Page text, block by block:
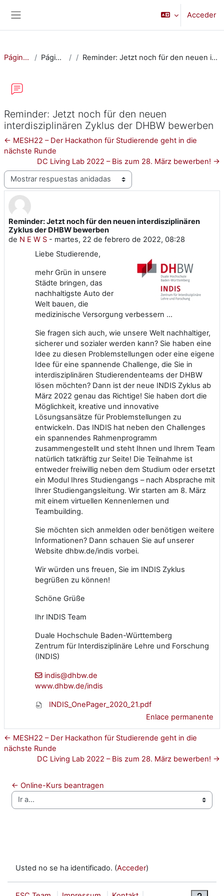
Acceder
Página Principal Páginas del sitio Reminder: Jetzt noch für den neuen interdisziplinären Zyklus der DHBW bewerben
Reminder: Jetzt noch für den neuen
interdisziplinären Zyklus der DHBW bewerben
← MESH22 – Der Hackathon für Studierende geht in die
nächste Runde
DC Living Lab 2022 – Bis zum 28. März bewerben! →
Mostrar modo
Reminder: Jetzt noch für den neuen interdisziplinären
Zyklus der DHBW bewerben
de N E W S - martes, 22 de febrero de 2022, 08:28
Número de respuestas: 0
Liebe Studierende,
mehr Grün in unsere
Städte bringen, das
nachhaltigste Auto der
Welt bauen, die
medizinische Versorgung verbessern …
Sie fragen sich auch, wie unsere Welt nachhaltiger,
sicherer und sozialer werden kann? Sie haben eine
Idee zu diesen Problemstellungen oder eine eigene
Idee für eine spannende Challenge, die Sie in
interdisziplinären Studierendenteams der DHBW
lösen möchten? Dann ist der neue INDIS Zyklus ab
März 2022 genau das Richtige! Sie haben dort die
Möglichkeit, kreative und innovative
Lösungsansätze für Problemstellungen zu
entwickeln. Das INDIS hat neben den Challenges
ein spannendes Rahmenprogramm
zusammengestellt und steht Ihnen und Ihrem Team
natürlich tatkräftig zur Seite! Die Teilnahme ist
entweder freiwillig neben dem Studium oder ersetzt
ein Modul Ihres Studiengangs – nach Absprache mit
Ihrer Studiengangsleitung. Wir starten am 8. März
mit einem virtuellen Kennenlernen und
Teambuilding.
Sie möchten sich anmelden oder benötigen weitere
Informationen? Dann schauen Sie auf unserer
Website dhbw.de/indis vorbei.
Wir würden uns freuen, Sie im INDIS Zyklus
begrüßen zu können!
Schöne Grüße
Ihr INDIS Team
Duale Hochschule Baden-Württemberg
Zentrum für Interdisziplinäre Lehre und Forschung
(INDIS)
indis@dhbw.de
www.dhbw.de/indis
INDIS_OnePager_2020_21.pdf
Enlace permanente
← MESH22 – Der Hackathon für Studierende geht in die
nächste Runde
DC Living Lab 2022 – Bis zum 28. März bewerben! →
← Online-Kurs beantragen
Ir a...
Usted no se ha identificado. (Acceder)